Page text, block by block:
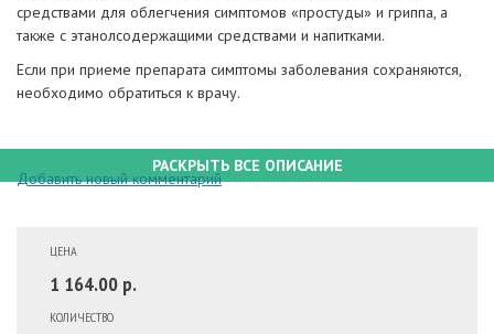
средствами для облегчения симптомов «простуды» и гриппа, а
также с этанолсодержащими средствами и напитками.
Если при приеме препарата симптомы заболевания сохраняются,
необходимо обратиться к врачу.
РАСКРЫТЬ ВСЕ ОПИСАНИЕ
Добавить новый комментарий
ЦЕНА
1 164.00 р.
КОЛИЧЕСТВО